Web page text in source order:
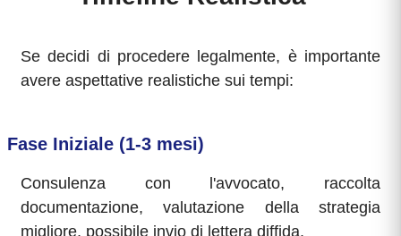
Se decidi di procedere legalmente, è importante
avere aspettative realistiche sui tempi:
Fase Iniziale (1-3 mesi)
Consulenza con l'avvocato, raccolta
documentazione, valutazione della strategia
migliore, possibile invio di lettera diffida.